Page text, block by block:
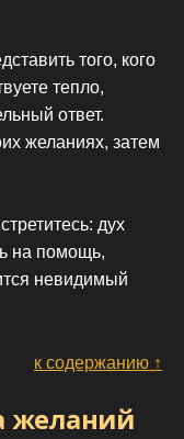
того, кого
тепло,
ответ.
желаниях, затем
дух
на помощь,
невидимый
к содержанию ↑
желаний